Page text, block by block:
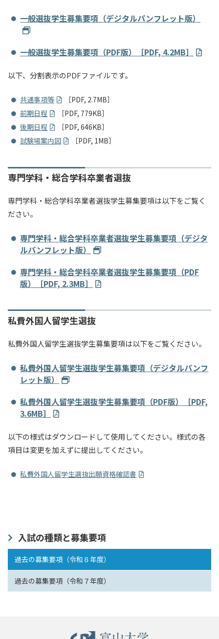
入試の種類と募集要項
過去の募集要項（令和８年度）
過去の募集要項（令和７年度）
一般選抜学生募集要項（デジタルパンフレット版）
一般選抜学生募集要項（PDF版）［PDF, 4.2MB］
以下、分割表示のPDFファイルです。
共通事項等
［PDF, 2.7MB］
前期日程
［PDF, 779KB］
後期日程
［PDF, 646KB］
試験場案内図
［PDF, 1MB］
専門学科・総合学科卒業者選抜
専門学科・総合学科卒業者選抜学生募集要項は以下をご覧く
ださい。
専門学科・総合学科卒業者選抜学生募集要項（デジタ
ルパンフレット版）
専門学科・総合学科卒業者選抜学生募集要項（PDF
版）［PDF, 2.3MB］
私費外国人留学生選抜
私費外国人留学生選抜学生募集要項は以下をご覧ください。
私費外国人留学生選抜学生募集要項（デジタルパンフ
レット版）
私費外国人留学生選抜学生募集要項（PDF版）［PDF,
3.6MB］
以下の様式はダウンロードして使用してください。様式の各
項目は変更を加えずに提出してください。
私費外国人留学生選抜出願資格確認書